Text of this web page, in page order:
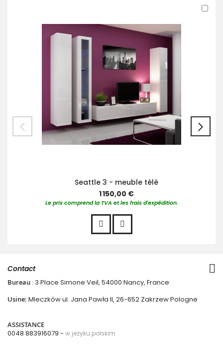
Seattle 3 - meuble télé
1 150,00 €
Le prix comprend la TVA et les frais d'expédition.
Contact
Bureau : 3 Place Simone Veil, 54000 Nancy, France
Usine: Mleczków ul. Jana Pawła II, 26-652 Zakrzew Pologne
ASSISTANCE
0048 883916079 - w jezyku polskim